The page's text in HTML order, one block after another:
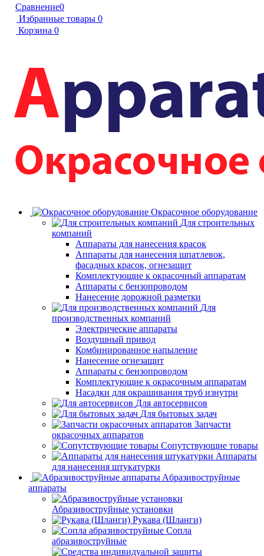
Сравнение0
Избранные товары 0
Корзина 0
Окрасочное оборудование
Для строительных
компаний
Аппараты для нанесения красок
Аппараты для нанесения шпатлевок,
фасадных красок, огнезащит
Комплектующие к окрасочный аппаратам
Аппараты с бензопроводом
Нанесение дорожной разметки
Для
производственных компаний
Электрические аппараты
Воздушный привод
Комбинированное напыление
Нанесение огнезащит
Аппараты с бензопроводом
Комплектующие к окрасочным аппаратам
Насадки для окрашивания труб изнутри
Для автосервисов
Для бытовых задач
Запчасти
окрасочных аппаратов
Сопутствующие товары
Аппараты
для нанесения штукатурки
Aбразивоструйные
аппараты
Абразивоструйные установки
Рукава (Шланги)
Сопла
абразивоструйные